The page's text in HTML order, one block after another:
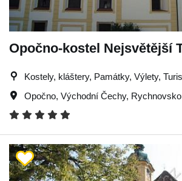
Opočno-kostel Nejsvětější
Kostely, kláštery, Památky, Výlety,
Opočno, Východní Čechy, Rychnovsko